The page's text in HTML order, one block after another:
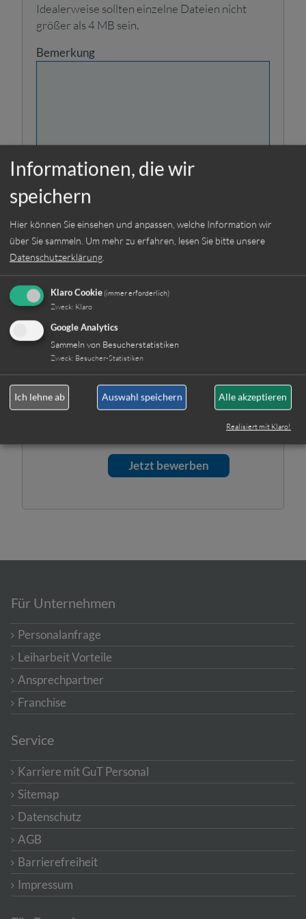
Idealerweise sollten einzelne Dateien nicht
größer als 4 MB sein.
Bemerkung
Ich habe die
Weiterverarbeitung meiner
Angaben aus dem
Beantwortung meiner
Bewerbung zu.
Ihre Daten unsererseits
streng vertraulich behandelt.
Hinweis: Sie können Ihre
Einwilligung jederzeit für die
Zukunft per E-Mail an
info@gut-personal-
widerrufen.
Für Unternehmen
Personalanfrage
Leiharbeit Vorteile
Ansprechpartner
Franchise
Service
Karriere mit GuT Personal
Sitemap
Datenschutz
AGB
Barrierefreiheit
Impressum
Informationen, die wir
speichern
Hier können Sie einsehen und anpassen, welche Information wir
über Sie sammeln. Um mehr zu erfahren, lesen Sie bitte unsere
Datenschutzerklärung.
Klaro Cookie (immer erforderlich)
Zweck: Klaro
Google Analytics
Sammeln von Besucherstatistiken
Zweck: Besucher-Statistiken
Ich lehne ab Auswahl speichern Alle akzeptieren
Realisiert mit Klaro!